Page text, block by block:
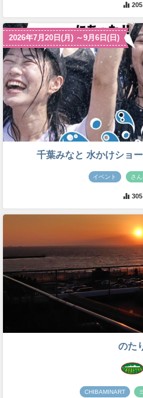
205
2026年7月20日(月) ～9月6日(日)
千葉みなと 水かけショ
イベント さ
305
のた
CHIBAMINART